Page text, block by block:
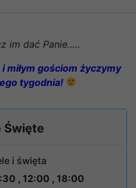
im dać Panie…..
miłym gościom życzymy
tygodnia!
Święte
i święta
, 12:00 , 18:00